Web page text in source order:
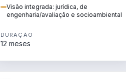
Visão integrada: jurídica, de
engenharia/avaliação e socioambiental
DURAÇÃO
12 meses